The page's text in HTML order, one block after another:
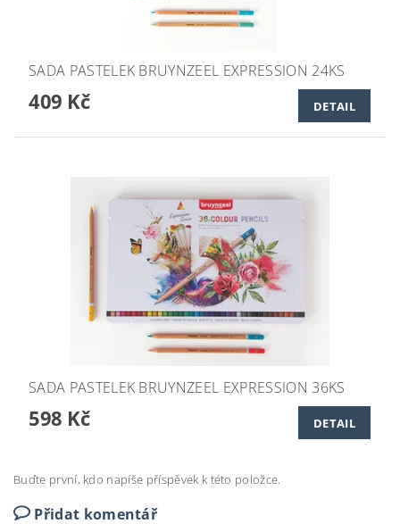
SADA PASTELEK BRUYNZEEL EXPRESSION 24KS
409 Kč DETAIL
SADA PASTELEK BRUYNZEEL EXPRESSION 36KS
598 Kč DETAIL
Buďte první, kdo napíše příspěvek k této položce.
Přidat komentář